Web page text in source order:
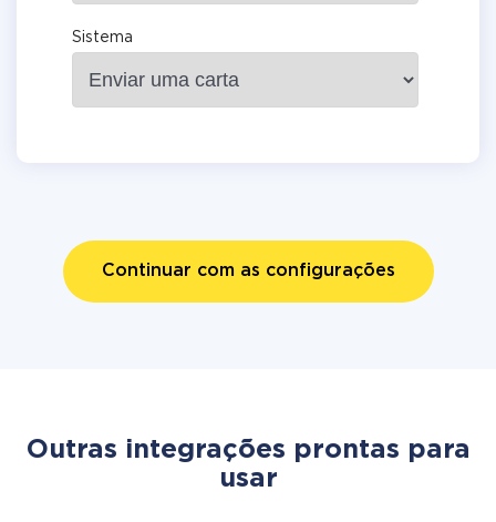
Sistema
Continuar com as configurações
Outras integrações prontas para
usar